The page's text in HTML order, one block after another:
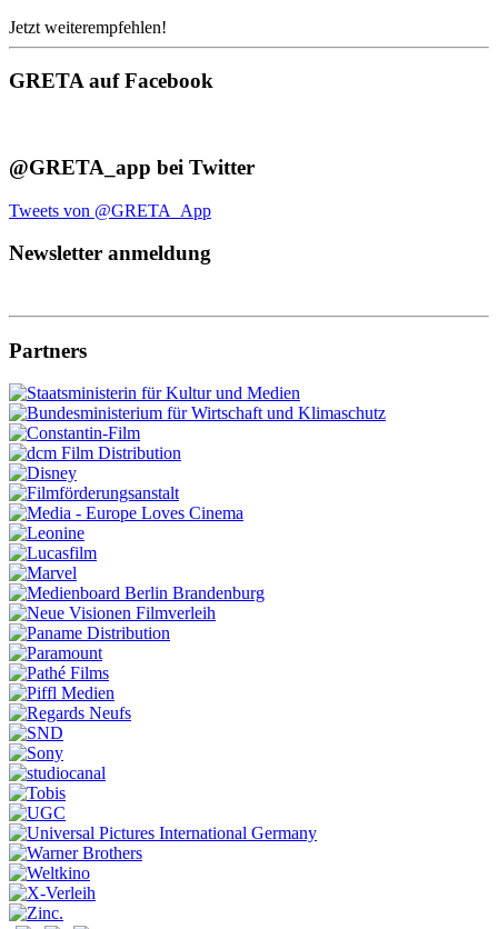
Jetzt weiterempfehlen!
GRETA auf Facebook
@GRETA_app bei Twitter
Tweets von @GRETA_App
Newsletter anmeldung
Partners